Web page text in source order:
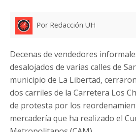
Por Redacción UH
Decenas de vendedores
desalojados de varias calles de
municipio de La Libertad,
dos carriles de la Carretera Los
de protesta por los
mercadería que ha realizado el